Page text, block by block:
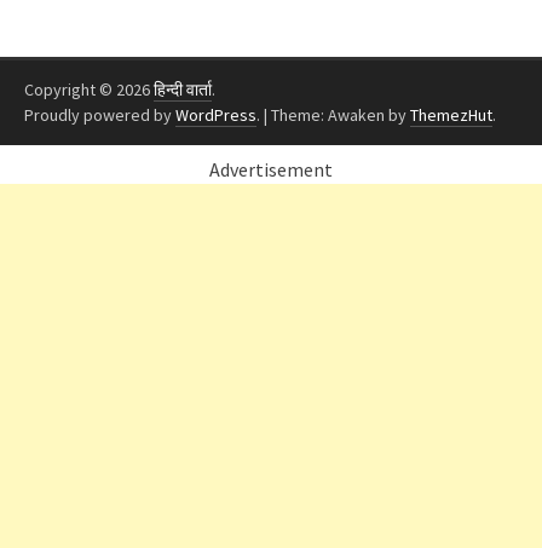
Copyright © 2026हिन्दी वार्ता.
Proudly powered byWordPress. | Theme: Awaken byThemezHut.
Advertisement